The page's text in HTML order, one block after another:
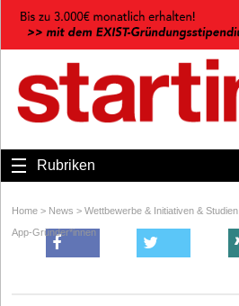
Rubriken
Home > News > Wettbewerbe & Initiativen & Studien
App-Gründer*innen